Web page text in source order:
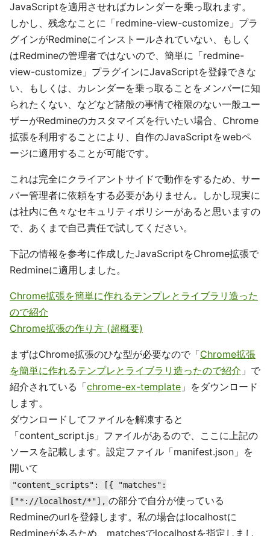
JavaScriptを適用させればカレンダーを乗っ取れます。
しかし、残念なことに「redmine-view-customize」プラ
グインがRedmineにインストールされていない、もしく
はRedmineの管理者ではないので、簡単に「redmine-
view-customize」プラグインにJavaScriptを登録できな
い、もしくは、カレンダーを乗っ取ることをメンバーに知
られたくない、などなど諸般の事情で権限のない一般ユー
ザーがRedmineのカスタマイズを行いたい場合、Chrome
拡張を利用することにより、自作のJavaScriptをwebペ
ージに適用することが可能です。
これは完全にクライアントサイドで動作をするため、サー
バー管理者に依頼をする必要がありません。しかし現実に
は社内に色々なセキュリティポリシーがあると思いますの
で、あくまで自己責任で試してください。
下記の情報を参考に作成したJavaScriptをChrome拡張で
Redmineに適用しました。
Chrome拡張を簡単に作れるテンプレとライブラリ造った
ので紹介
Chrome拡張の作り方 (超概要)
まずはChrome拡張のひな型が必要なので「Chrome拡張
を簡単に作れるテンプレとライブラリ造ったので紹介 」で
紹介されている「chrome-ex-template 」をダウンロード
します。
ダウンロードしてファイルを解凍すると
「content_script.js」ファイルがあるので、ここに上記の
ソースを記載します。設定ファイル「manifest.json」を
開いて
"content_scripts": [{ "matches":
["*://localhost/*"], の部分で自分が使っている
Redmineのurlを登録します。私の場合はlocalhostに
Redmineがあるため、matchesでlocalhostを指定しまし